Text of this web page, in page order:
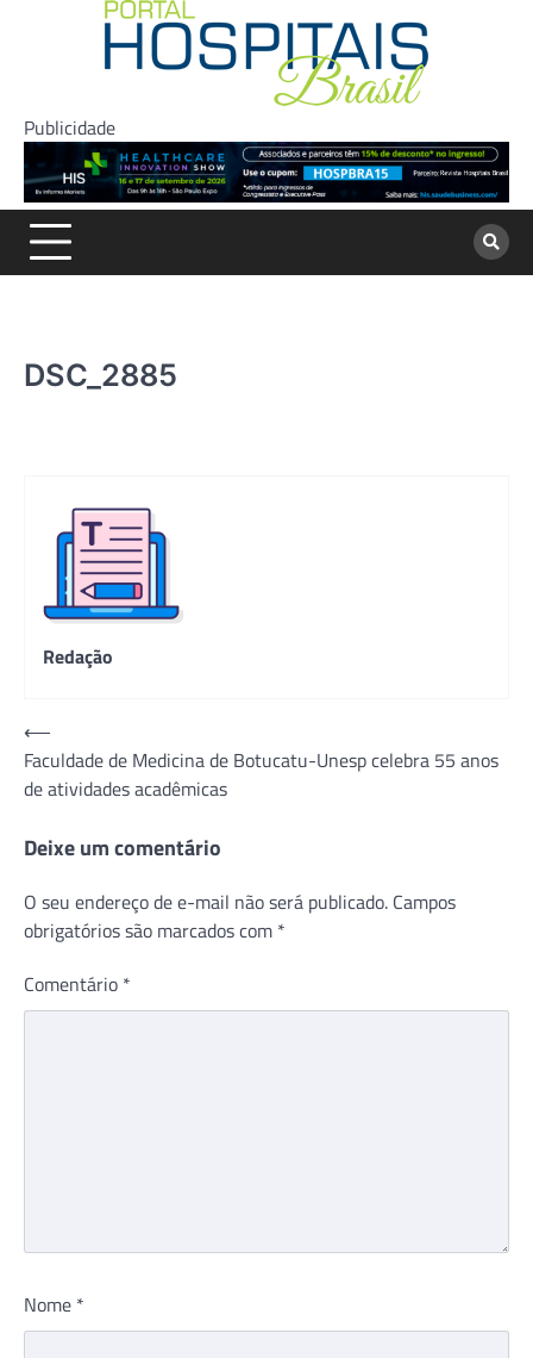
Publicidade
DSC_2885
Redação
Navegação
de
Post
⟵
Faculdade de Medicina de Botucatu-Unesp celebra 55 anos
de atividades acadêmicas
Deixe um comentário
O seu endereço de e-mail não será publicado. Campos
obrigatórios são marcados com *
Comentário *
Nome *